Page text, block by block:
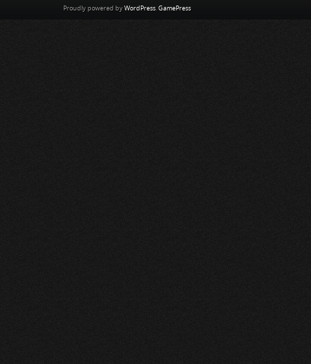
Proudly powered by WordPress. GamePress